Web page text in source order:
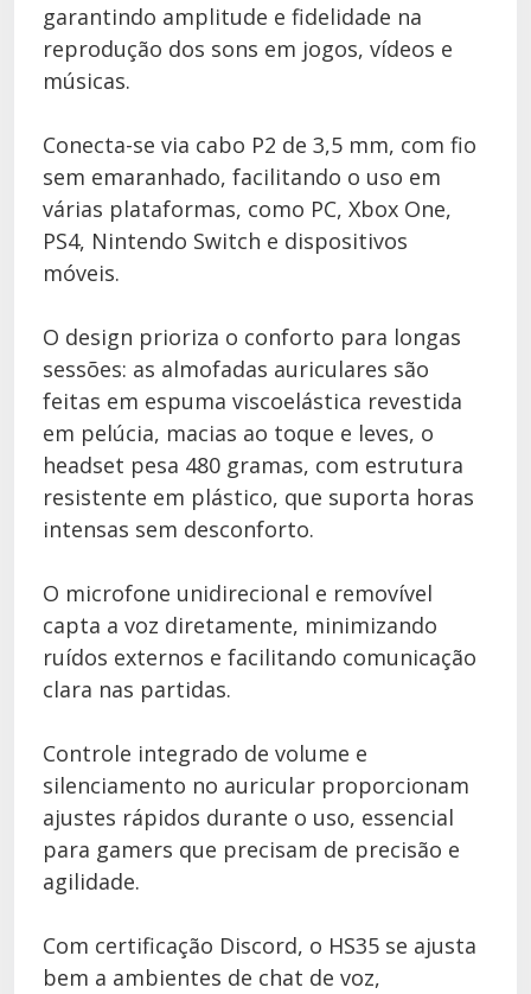
garantindo amplitude e fidelidade na
reprodução dos sons em jogos, vídeos e
músicas.
Conecta-se via cabo P2 de 3,5 mm, com fio
sem emaranhado, facilitando o uso em
várias plataformas, como PC, Xbox One,
PS4, Nintendo Switch e dispositivos
móveis.
O design prioriza o conforto para longas
sessões: as almofadas auriculares são
feitas em espuma viscoelástica revestida
em pelúcia, macias ao toque e leves, o
headset pesa 480 gramas, com estrutura
resistente em plástico, que suporta horas
intensas sem desconforto.
O microfone unidirecional e removível
capta a voz diretamente, minimizando
ruídos externos e facilitando comunicação
clara nas partidas.
Controle integrado de volume e
silenciamento no auricular proporcionam
ajustes rápidos durante o uso, essencial
para gamers que precisam de precisão e
agilidade.
Com certificação Discord, o HS35 se ajusta
bem a ambientes de chat de voz,